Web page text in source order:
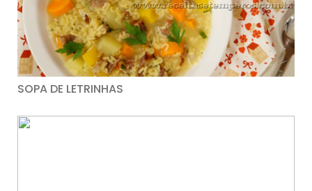
SOPA DE LETRINHAS